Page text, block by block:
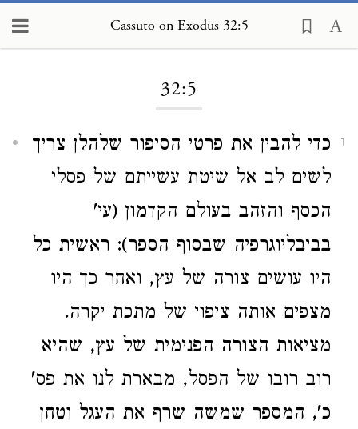
Cassuto on Exodus 32:5
32:5
1
כדי להבין את פרטי הסיפור שלהלן צריך
לשים לב אל שיטת עשייתם של פסלי
הכסף והזהב בעולם הקדמון (עי'
בביבליוגרפיה שבסוף הספר): ראשית כל
היו עושים צורה של עץ, ואחר כך היו
מצפים אותה ציפוי של מתכת יקרה.
מציאות הצורה הפנימית של עץ, שהיא
רוב רובו של הפסל, מבארת לנו את פס'
כ', המספר שמשה שרף את העגל וטחן